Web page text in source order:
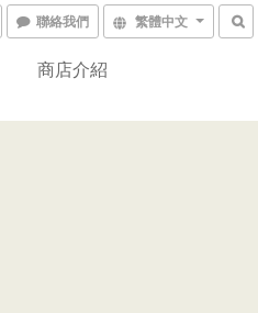
聯絡我們 繁體中文
商店介紹